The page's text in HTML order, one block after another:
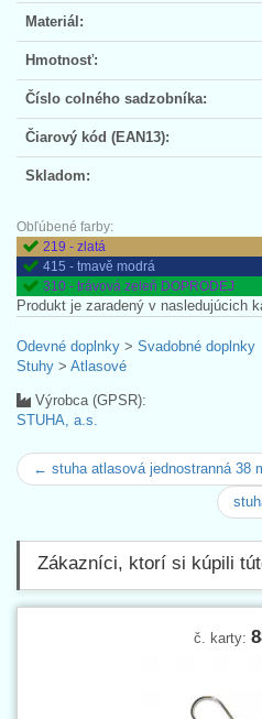
Materiál:
Hmotnosť:
Číslo colného sadzobníka:
Čiarový kód (EAN13):
Skladom:
Obľúbené farby:
219 - zlatá
415 - tmavě modrá
310 - trávová zeleň DOPRODEJ
Produkt je zaradený v nasledujúcich
Odevné doplnky > Svadobné doplnky
Stuhy > Atlasové
Výrobca (GPSR):
STUHA, a.s.
← stuha atlasová jednostranná 38
Zákazníci, ktorí si kúpili
č. karty: